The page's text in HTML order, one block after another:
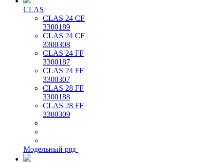
CLAS
CLAS 24 CF
3300189
CLAS 24 CF
3300308
CLAS 24 FF
3300187
CLAS 24 FF
3300307
CLAS 28 FF
3300188
CLAS 28 FF
3300309
Модельный ряд